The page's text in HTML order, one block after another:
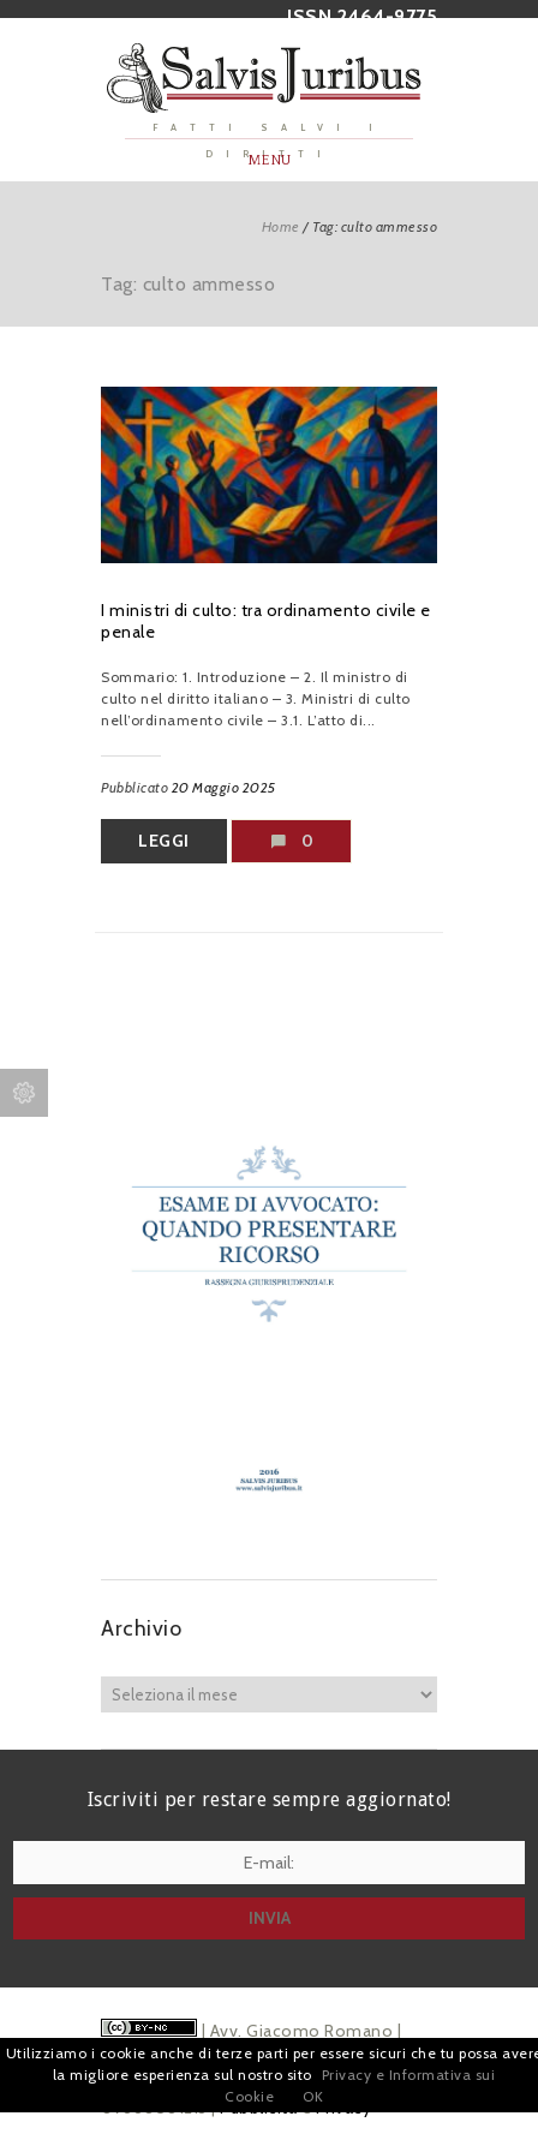
ISSN 2464-9775
FATTI SALVI I
DIRITTI
MENU
Home / Tag: culto ammesso
Tag: culto ammesso
I ministri di culto: tra ordinamento civile e
penale
Sommario: 1. Introduzione – 2. Il ministro di
culto nel diritto italiano – 3. Ministri di culto
nell’ordinamento civile – 3.1. L’atto di...
Pubblicato 20 Maggio 2025
LEGGI 0
Archivio
Iscriviti per restare sempre aggiornato!
| Avv. Giacomo Romano |
Piazza di Campitelli, 2 - 00186 Roma | P.I.
07880501213 |PubblicitàePrivacy
Utilizziamo i cookie anche di terze parti per essere sicuri che tu possa
la migliore esperienza sul nostro sito
Privacy e Informativa sui
Cookie
OK